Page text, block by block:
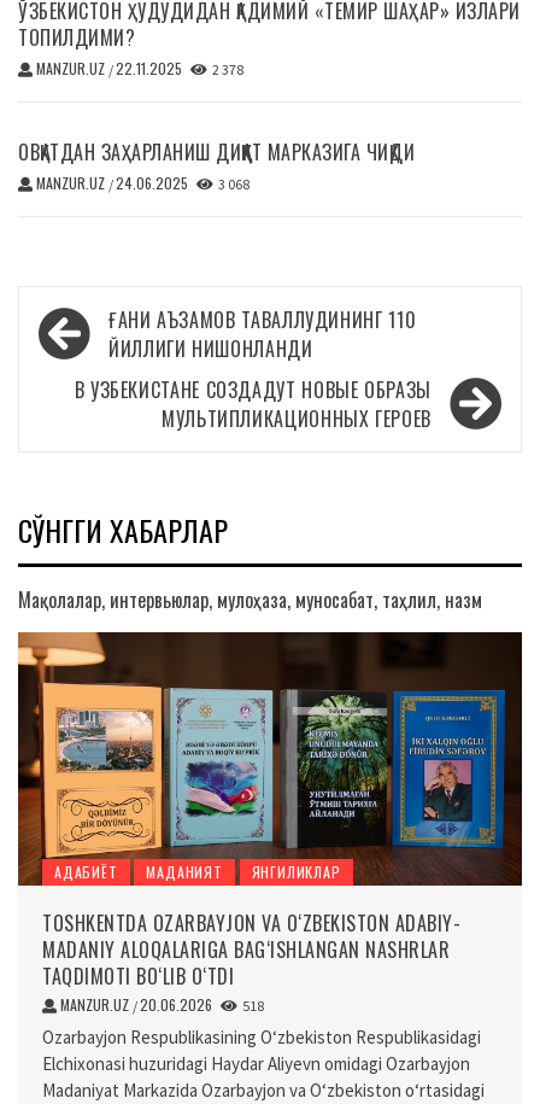
ЎЗБЕКИСТОН ҲУДУДИДАН ҚАДИМИЙ «ТЕМИР ШАҲАР» ИЗЛАРИ
ТОПИЛДИМИ?
MANZUR.UZ /22.11.2025 2 378
ОВҚАТДАН ЗАҲАРЛАНИШ ДИҚҚАТ МАРКАЗИГА ЧИҚДИ
MANZUR.UZ /24.06.2025 3 068
Навигация
по
записям
ҒАНИ АЪЗАМОВ ТАВАЛЛУДИНИНГ 110
ЙИЛЛИГИ НИШОНЛАНДИ
В УЗБЕКИСТАНЕ СОЗДАДУТ НОВЫЕ ОБРАЗЫ
МУЛЬТИПЛИКАЦИОННЫХ ГЕРОЕВ
СЎНГГИ ХАБАРЛАР
Мақолалар, интервьюлар, мулоҳаза, муносабат, таҳлил, назм
АДАБИЁТ МАДАНИЯТ ЯНГИЛИКЛАР
TOSHKENTDA OZARBAYJON VA O‘ZBEKISTON ADABIY-
MADANIY ALOQALARIGA BAG‘ISHLANGAN NASHRLAR
TAQDIMOTI BO‘LIB O‘TDI
MANZUR.UZ /20.06.2026 518
Ozarbayjon Respublikasining O‘zbekiston Respublikasidagi
Elchixonasi huzuridagi Haydar Aliyevn omidagi Ozarbayjon
Madaniyat Markazida Ozarbayjon va O‘zbekiston o‘rtasidagi